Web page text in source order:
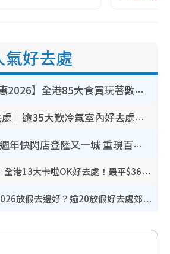
氣好去處
【8月生日優惠2026】全港85大食買玩著數攻略 自助餐/火鍋放題同行免費＋誠品/DONKI送現金券
香港室內好去處｜逾35大歎冷氣室內好去處推介 室內活動免費避雨無懼落雨
小熊維尼100週年快閃店登陸又一城 重現百畝森林經典場景／獨家限定盲盒登場／專屬DIY香水
唱K推介2026︱全港13大卡啦OK好去處！最平$36起 日文K都有！(附地址+收費詳情)
假日好去處｜2026放假去邊好？逾20放假好去處郊外/秘景 休閒半日或一日遊